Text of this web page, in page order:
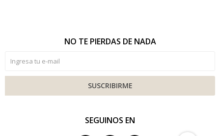
SEGUINOS EN
NO TE PIERDAS DE NADA
SUSCRIBIRME